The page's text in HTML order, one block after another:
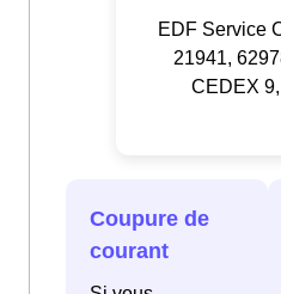
EDF Service
21941,
CEDEX
Coupure de
courant